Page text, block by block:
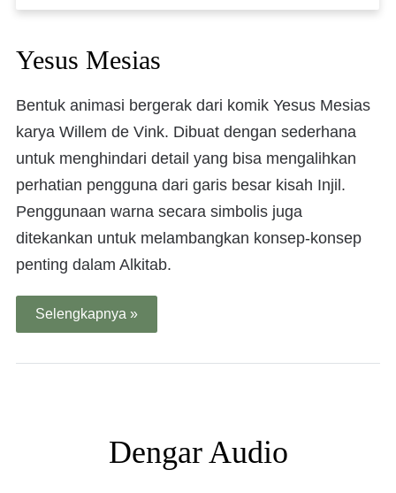
Yesus Mesias
Bentuk animasi bergerak dari komik Yesus Mesias
karya Willem de Vink. Dibuat dengan sederhana
untuk menghindari detail yang bisa mengalihkan
perhatian pengguna dari garis besar kisah Injil.
Penggunaan warna secara simbolis juga
ditekankan untuk melambangkan konsep-konsep
penting dalam Alkitab.
Selengkapnya »
Dengar Audio